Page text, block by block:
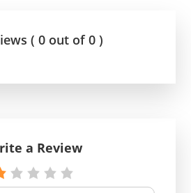
( 0 out of 0 )
a Review